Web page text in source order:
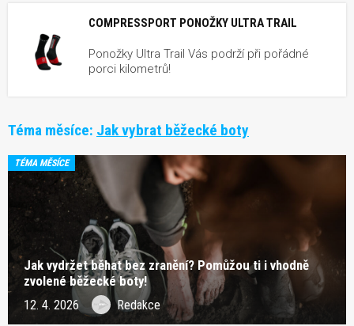
COMPRESSPORT PONOŽKY ULTRA TRAIL
Ponožky Ultra Trail Vás podrží při pořádné
porci kilometrů!
Téma měsíce: Jak vybrat běžecké boty
TÉMA MĚSÍCE
Jak vydržet běhat bez zranění? Pomůžou ti i vhodně
zvolené běžecké boty!
12. 4. 2026 Redakce